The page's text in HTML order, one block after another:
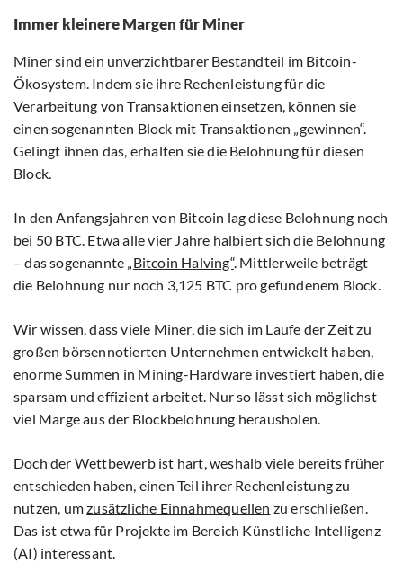
Immer kleinere Margen für Miner
Miner sind ein unverzichtbarer Bestandteil im Bitcoin-
Ökosystem. Indem sie ihre Rechenleistung für die
Verarbeitung von Transaktionen einsetzen, können sie
einen sogenannten Block mit Transaktionen „gewinnen“.
Gelingt ihnen das, erhalten sie die Belohnung für diesen
Block.
In den Anfangsjahren von Bitcoin lag diese Belohnung noch
bei 50 BTC. Etwa alle vier Jahre halbiert sich die Belohnung
– das sogenannte „Bitcoin Halving“. Mittlerweile beträgt
die Belohnung nur noch 3,125 BTC pro gefundenem Block.
Wir wissen, dass viele Miner, die sich im Laufe der Zeit zu
großen börsennotierten Unternehmen entwickelt haben,
enorme Summen in Mining-Hardware investiert haben, die
sparsam und effizient arbeitet. Nur so lässt sich möglichst
viel Marge aus der Blockbelohnung herausholen.
Doch der Wettbewerb ist hart, weshalb viele bereits früher
entschieden haben, einen Teil ihrer Rechenleistung zu
nutzen, umzusätzliche Einnahmequellen zu erschließen.
Das ist etwa für Projekte im Bereich Künstliche Intelligenz
(AI) interessant.